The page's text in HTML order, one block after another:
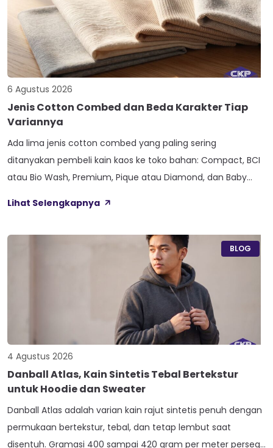
6 Agustus 2026
Jenis Cotton Combed dan Beda Karakter Tiap
Variannya
Ada lima jenis cotton combed yang paling sering
ditanyakan pembeli kain kaos ke toko bahan: Compact, BCI
atau Bio Wash, Premium, Pique atau Diamond, dan Baby
benang atau jenis rajutan, bukan dari angka ketebalan
Lihat Selengkapnya
BLOG
4 Agustus 2026
Danball Atlas, Kain Sintetis Tebal Bertekstur
untuk Hoodie dan Sweater
Danball Atlas adalah varian kain rajut sintetis penuh dengan
permukaan bertekstur, tebal, dan tetap lembut saat
disentuh. Gramasi 400 sampai 420 gram per meter persegi,